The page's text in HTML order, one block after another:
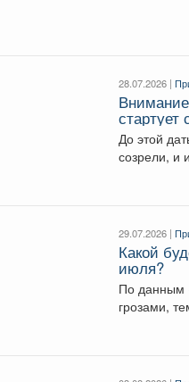
28.07.2026 |
стартует
До этой
созрели, и
29.07.2026 |
Какой
июля?
По данным «Гисметео»,